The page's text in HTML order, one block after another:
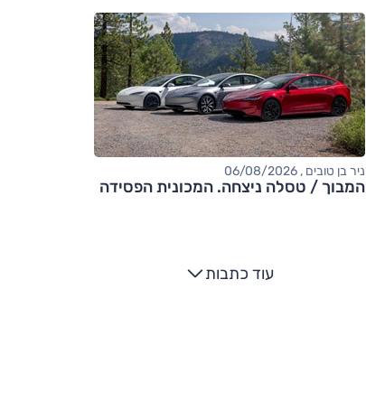
ניר בן טובים , 06/08/2026
המבוך / טסלה ניצחה. המכונית הפסידה
עוד כתבות